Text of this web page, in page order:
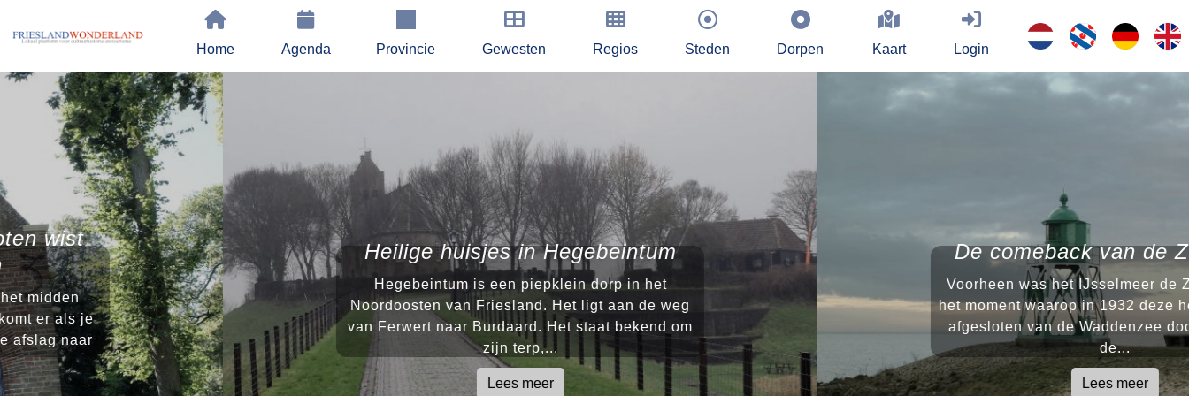
Home Agenda Provincie Gewesten Regios Steden Dorpen Kaart Login
Heilige huisjes in Hegebeintum
Hegebeintum is een piepklein dorp in het
Noordoosten van Friesland. Het ligt aan de weg
van Ferwert naar Burdaard. Het staat bekend om
zijn terp,...
Lees meer
De comeback van de Zuiderzee
Voorheen was het IJsselmeer de Zuiderzee. Tot
het moment waarop in 1932 deze heuse zee werd
afgesloten van de Waddenzee door middel van
Lees meer